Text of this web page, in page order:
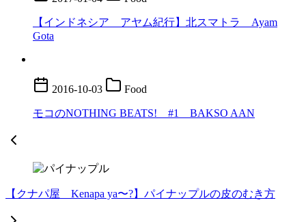
【インドネシア アヤム紀行】北スマトラ Ayam
Gota
2016-10-03 Food
モコのNOTHING BEATS! #1 BAKSO AAN
【クナパ屋 Kenapa ya〜?】パイナップルの皮のむき方